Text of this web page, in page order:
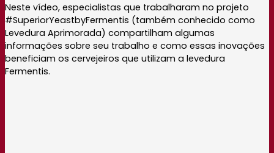
Neste vídeo, especialistas que trabalharam no projeto
#SuperiorYeastbyFermentis (também conhecido como
Levedura Aprimorada) compartilham algumas
informações sobre seu trabalho e como essas inovações
beneficiam os cervejeiros que utilizam a levedura
Fermentis.